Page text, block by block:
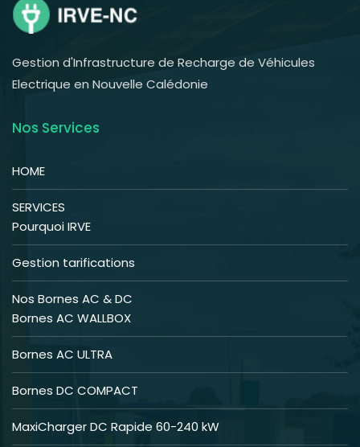
Gestion d'Infrastructure de Recharge de Véhicules
Electrique en Nouvelle Calédonie
Nos Services
HOME
SERVICES
Pourquoi IRVE
Gestion tarifications
Nos Bornes AC & DC
Bornes AC WALLBOX
Bornes AC ULTRA
Bornes DC COMPACT
MaxiCharger DC Rapide 60-240 kW